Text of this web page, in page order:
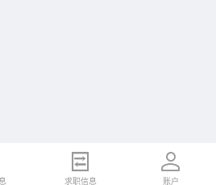
求职信息 账户